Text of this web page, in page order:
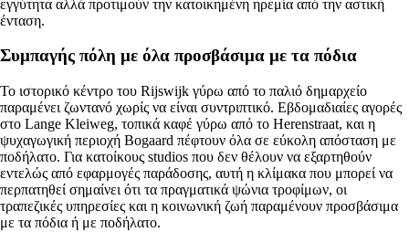
εγγύτητα αλλά προτιμούν την κατοικημένη ηρεμία από την αστική
ένταση.
Συμπαγής πόλη με όλα προσβάσιμα με τα πόδια
Το ιστορικό κέντρο του Rijswijk γύρω από το παλιό δημαρχείο
παραμένει ζωντανό χωρίς να είναι συντριπτικό. Εβδομαδιαίες αγορές
στο Lange Kleiweg, τοπικά καφέ γύρω από το Herenstraat, και η
ψυχαγωγική περιοχή Bogaard πέφτουν όλα σε εύκολη απόσταση με
ποδήλατο. Για κατοίκους studios που δεν θέλουν να εξαρτηθούν
εντελώς από εφαρμογές παράδοσης, αυτή η κλίμακα που μπορεί να
περπατηθεί σημαίνει ότι τα πραγματικά ψώνια τροφίμων, οι
τραπεζικές υπηρεσίες και η κοινωνική ζωή παραμένουν προσβάσιμα
με τα πόδια ή με ποδήλατο.